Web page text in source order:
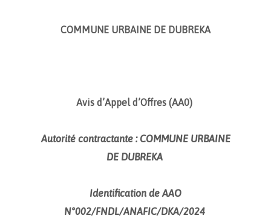
COMMUNE URBAINE DE DUBREKA
Avis d’Appel d’Offres (AA0)
Autorité contractante : COMMUNE URBAINE
DE DUBREKA
Identification de AAO
N°002/FNDL/ANAFIC/DKA/2024